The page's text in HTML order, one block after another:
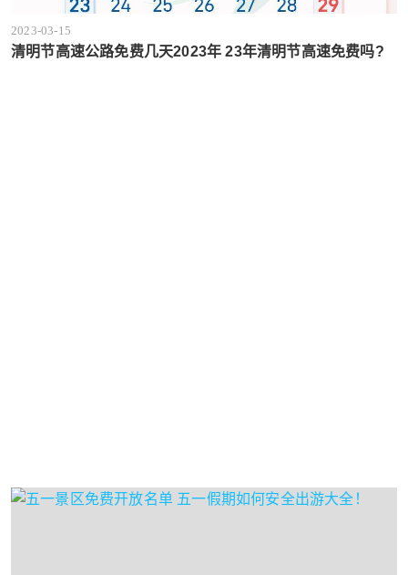
2023-03-15
清明节高速公路免费几天2023年 23年清明节高速免费吗?